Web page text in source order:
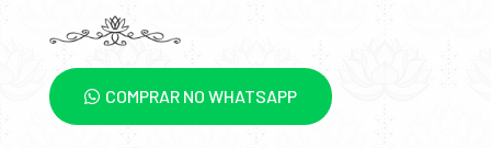
COMPRAR NO WHATSAPP